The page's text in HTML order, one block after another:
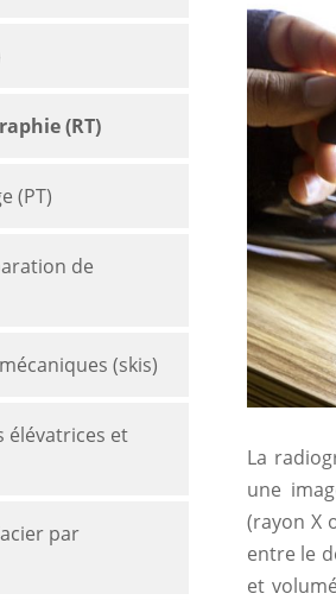
(RT)
(PT)
de
(skis)
élévatrices et
par
La
une
(rayon X
entre le
et